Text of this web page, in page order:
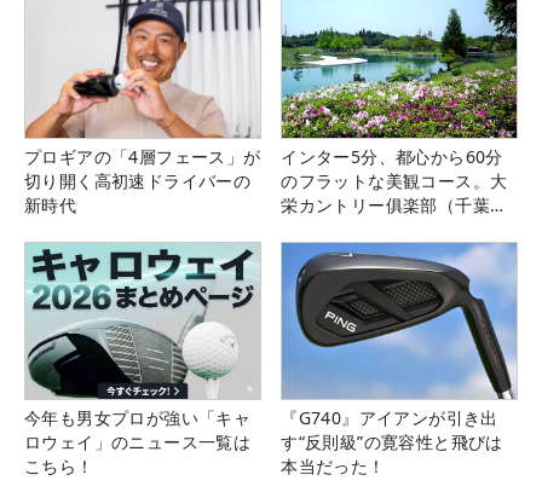
プロギアの「4層フェース」が
切り開く高初速ドライバーの
新時代
インター5分、都心から60分
のフラットな美観コース。大
栄カントリー俱楽部（千葉
今年も男女プロが強い「キャ
ロウェイ」のニュース一覧は
こちら！
『G740』アイアンが引き出
す“反則級”の寛容性と飛びは
本当だった！